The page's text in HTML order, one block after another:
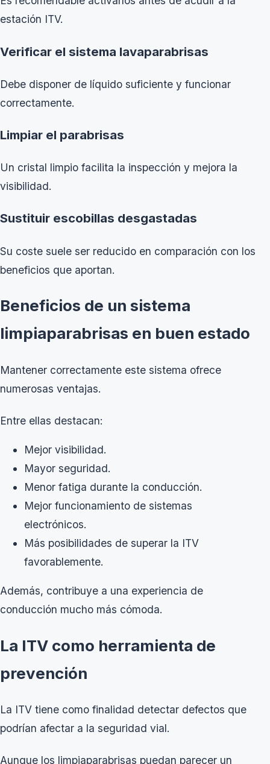
estación ITV.
Verificar el sistema lavaparabrisas
Debe disponer de líquido suficiente y funcionar
correctamente.
Limpiar el parabrisas
Un cristal limpio facilita la inspección y mejora la
visibilidad.
Sustituir escobillas desgastadas
Su coste suele ser reducido en comparación con los
beneficios que aportan.
Beneficios de un sistema
limpiaparabrisas en buen estado
Mantener correctamente este sistema ofrece
numerosas ventajas.
Entre ellas destacan:
Mejor visibilidad.
Mayor seguridad.
Menor fatiga durante la conducción.
Mejor funcionamiento de sistemas
electrónicos.
Más posibilidades de superar la ITV
favorablemente.
Además, contribuye a una experiencia de
conducción mucho más cómoda.
La ITV como herramienta de
prevención
La ITV tiene como finalidad detectar defectos que
podrían afectar a la seguridad vial.
Aunque los limpiaparabrisas puedan parecer un